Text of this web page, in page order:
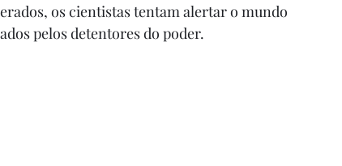
os cientistas tentam alertar o mundo
pelos detentores do poder.